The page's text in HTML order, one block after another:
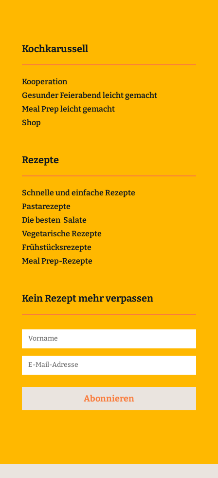
Kochkarussell
Kooperation
Gesunder Feierabend leicht gemacht
Meal Prep leicht gemacht
Shop
Rezepte
Schnelle und einfache Rezepte
Pastarezepte
Die besten Salate
Vegetarische Rezepte
Frühstücksrezepte
Meal Prep-Rezepte
Kein Rezept mehr verpassen
Abonnieren